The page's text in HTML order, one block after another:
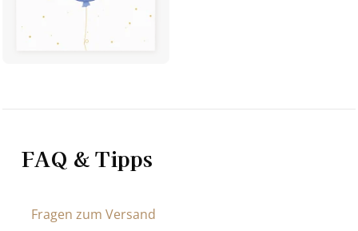
FAQ & Tipps
Fragen zum Versand